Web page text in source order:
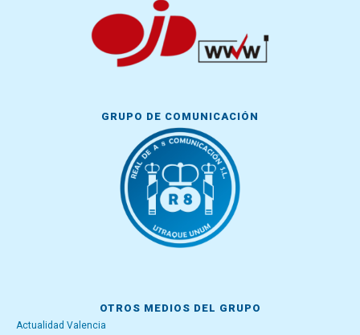
GRUPO DE COMUNICACIÓN
OTROS MEDIOS DEL GRUPO
Actualidad Valencia